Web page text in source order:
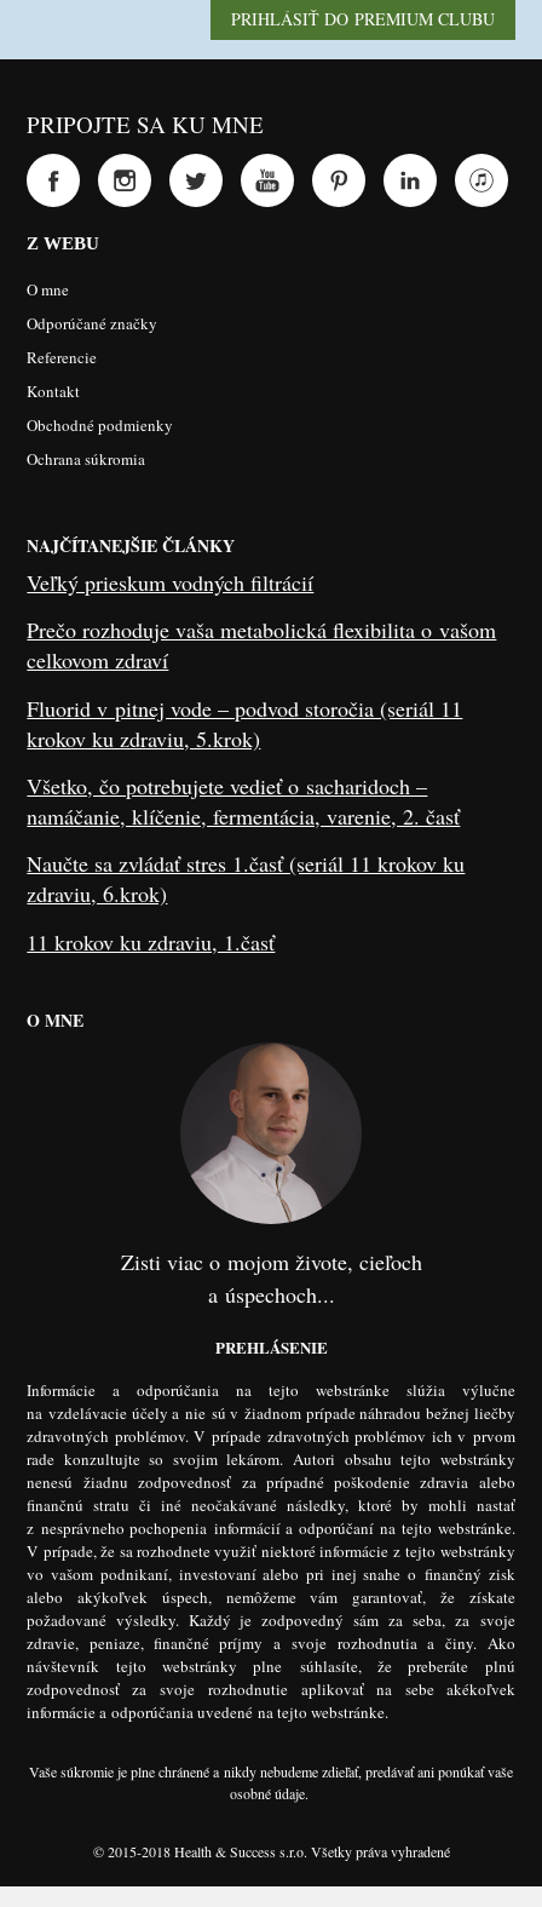
PRIHLÁSIŤ DO PREMIUM CLUBU
PRIPOJTE SA KU MNE
Z WEBU
O mne
Odporúčané značky
Referencie
Kontakt
Obchodné podmienky
Ochrana súkromia
NAJČÍTANEJŠIE ČLÁNKY
Veľký prieskum vodných filtrácií
Prečo rozhoduje vaša metabolická flexibilita o vašom
celkovom zdraví
Fluorid v pitnej vode – podvod storočia (seriál 11
krokov ku zdraviu, 5.krok)
Všetko, čo potrebujete vedieť o sacharidoch –
namáčanie, klíčenie, fermentácia, varenie, 2. časť
Naučte sa zvládať stres 1.časť (seriál 11 krokov ku
zdraviu, 6.krok)
11 krokov ku zdraviu, 1.časť
O MNE
Zisti viac o mojom živote, cieľoch
a úspechoch...
PREHLÁSENIE
Informácie a odporúčania na tejto webstránke slúžia výlučne
na vzdelávacie účely a nie sú v žiadnom prípade náhradou bežnej liečby
zdravotných problémov. V prípade zdravotných problémov ich v prvom
rade konzultujte so svojim lekárom. Autori obsahu tejto webstránky
nenesú žiadnu zodpovednosť za prípadné poškodenie zdravia alebo
finančnú stratu či iné neočakávané následky, ktoré by mohli nastať
z nesprávneho pochopenia informácií a odporúčaní na tejto webstránke.
V prípade, že sa rozhodnete využiť niektoré informácie z tejto webstránky
vo vašom podnikaní, investovaní alebo pri inej snahe o finančný zisk
alebo akýkoľvek úspech, nemôžeme vám garantovať, že získate
požadované výsledky. Každý je zodpovedný sám za seba, za svoje
zdravie, peniaze, finančné príjmy a svoje rozhodnutia a činy. Ako
návštevník tejto webstránky plne súhlasíte, že preberáte plnú
zodpovednosť za svoje rozhodnutie aplikovať na sebe akékoľvek
informácie a odporúčania uvedené na tejto webstránke.
Vaše súkromie je plne chránené a nikdy nebudeme zdieľať, predávať ani ponúkať vaše
osobné údaje.
© 2015-2018 Health & Success s.r.o. Všetky práva vyhradené